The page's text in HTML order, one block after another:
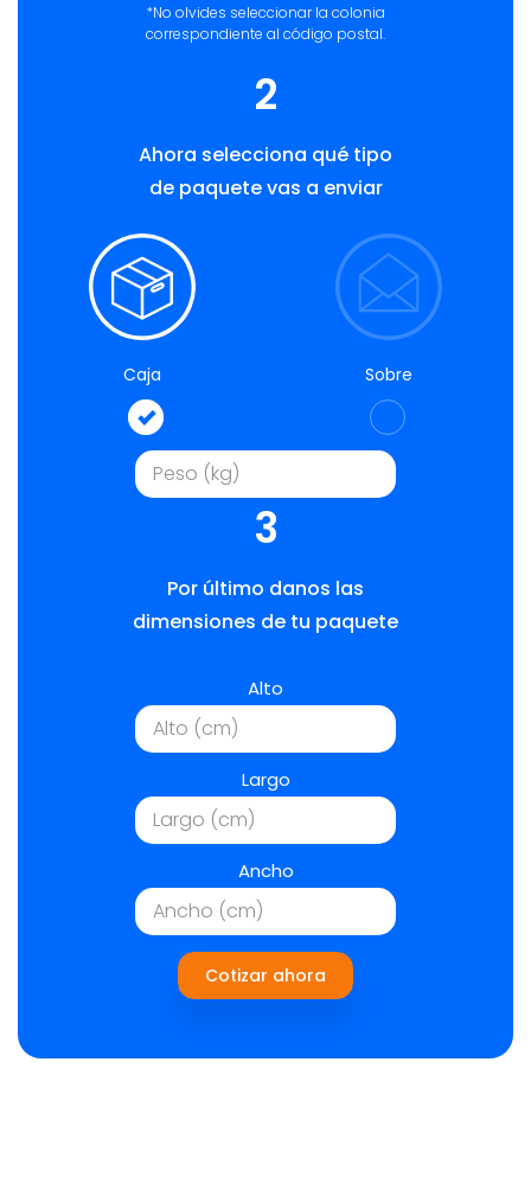
*No olvides seleccionar la colonia
correspondiente al código postal.
2
Ahora selecciona qué tipo
de paquete vas a enviar
Caja Sobre
3
Por último danos las
dimensiones de tu paquete
Alto
Largo
Ancho
Cotizar ahora